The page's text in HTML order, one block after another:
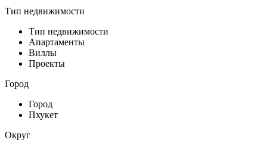
Тип недвижимости
Тип недвижимости
Апартаменты
Виллы
Проекты
Город
Город
Пхукет
Округ